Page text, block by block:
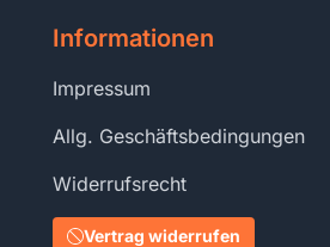
Informationen
Impressum
Allg. Geschäftsbedingungen
Widerrufsrecht
Vertrag widerrufen